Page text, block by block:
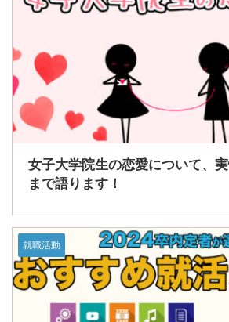
女子大学院生の恋愛について、
まで語ります！
就職活動